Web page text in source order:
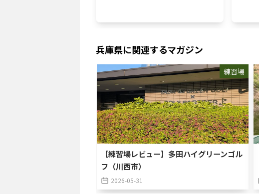
兵庫県に関連するマガジン
練習場
【練習場レビュー】多田ハイグリーンゴル
フ（川西市）
2026-05-31